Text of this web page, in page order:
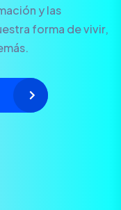
y las
forma de vivir,